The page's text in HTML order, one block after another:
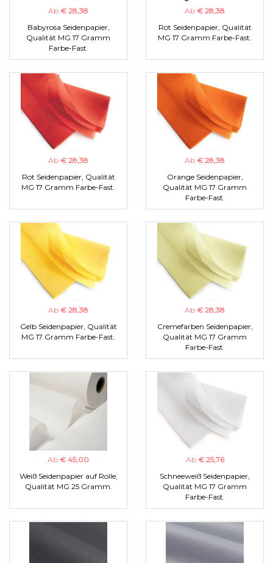
Ab € 28,38
Babyrosa Seidenpapier,
Qualität MG 17 Gramm
Farbe-Fast.
Ab € 28,38
Rot Seidenpapier, Qualität
MG 17 Gramm Farbe-Fast.
Ab € 28,38
Rot Seidenpapier, Qualität
MG 17 Gramm Farbe-Fast.
Ab € 28,38
Orange Seidenpapier,
Qualität MG 17 Gramm
Farbe-Fast.
Ab € 28,38
Gelb Seidenpapier, Qualität
MG 17 Gramm Farbe-Fast.
Ab € 28,38
Cremefarben Seidenpapier,
Qualität MG 17 Gramm
Farbe-Fast.
Ab € 45,00
Weiß Seidenpapier auf Rolle,
Qualität MG 25 Gramm.
Ab € 25,76
Schneeweiß Seidenpapier,
Qualität MG 17 Gramm
Farbe-Fast.